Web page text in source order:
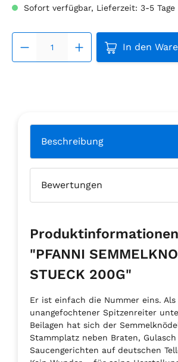
Sofort verfügbar, Lieferzeit: 3-5 Tage
Produkt
In den
Beschreibung
Bewertungen
Produktinformationen
"PFANNI
STUECK 200G"
Er ist einfach die Nummer eins. Als
unangefochtener Spitzenreiter
Beilagen hat sich der
Stammplatz neben Braten,
Saucengerichten auf deutschen